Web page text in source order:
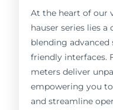
At the heart of our
hauser series lies
blending
friendly interfaces.
meters deliver
empowering you
and streamline